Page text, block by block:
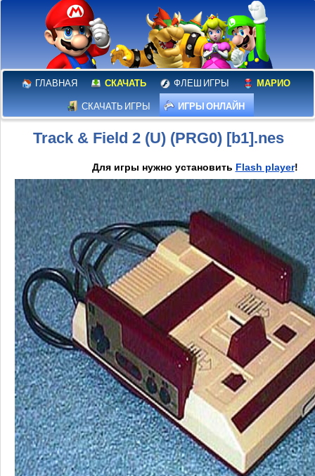
ГЛАВНАЯ СКАЧАТЬ ФЛЕШ ИГРЫ МАРИО
СКАЧАТЬ ИГРЫ ИГРЫ ОНЛАЙН
Track & Field 2 (U) (PRG0) [b1].nes
Для игры нужно установить Flash player!